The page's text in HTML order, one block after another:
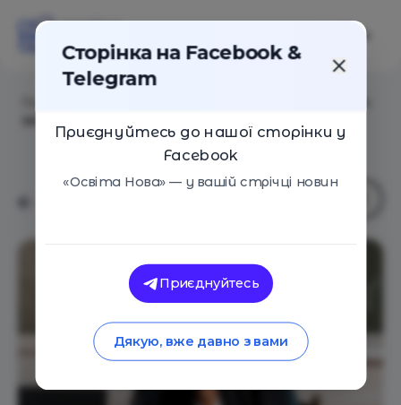
Сторінка на Facebook &
Telegram
Приєднуйтесь до нашої сторінки у
Facebook
«Освіта Нова» — у вашій стрічці новин
Приєднуйтесь
Дякую, вже давно з вами